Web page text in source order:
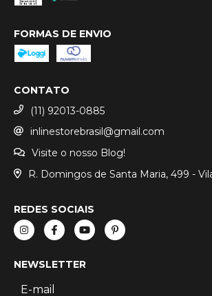
FORMAS DE ENVIO
CONTATO
(11) 92013-0885
inlinestorebrasil@gmail.com
Visite o nosso Blog!
R. Domingos de Santa Maria, 499 -
REDES SOCIAIS
NEWSLETTER